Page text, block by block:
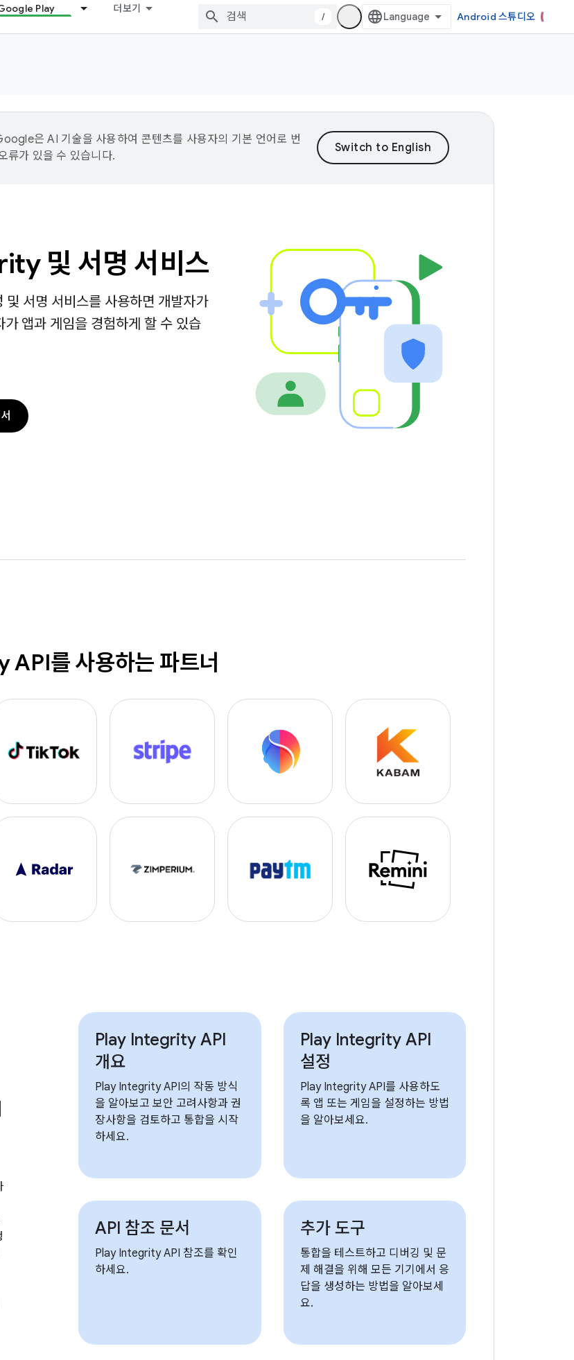
Play 더보기
/ Android 스튜디오
은 AI 기술을 사용하여 콘텐츠를 사용자의 기본 언어로 번
류가 있을 수 있습니다.
및 서명 서비스
서명 서비스를 사용하면 개발자가
앱과 게임을 경험하게 할 수 있습
를 사용하는 파트너
Play Integrity API
개요
Play Integrity API의 작동 방식
을 알아보고 보안 고려사항과 권
장사항을 검토하고 통합을 시작
하세요.
Play Integrity API
설정
Play Integrity API를 사용하도
록 앱 또는 게임을 설정하는 방법
을 알아보세요.
API 참조 문서
Play Integrity API 참조를 확인
하세요.
추가 도구
통합을 테스트하고 디버깅 및 문
제 해결을 위해 모든 기기에서 응
답을 생성하는 방법을 알아보세
요.